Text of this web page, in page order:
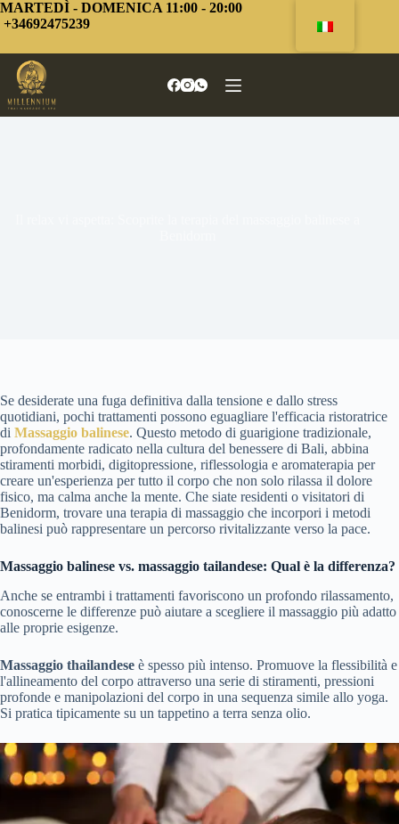
Vai
al
MARTEDÌ - DOMENICA 11:00 - 20:00
+34692475239
Se desiderate una fuga definitiva dalla tensione e dallo stress
quotidiani, pochi trattamenti possono eguagliare l'efficacia ristoratrice
di Massaggio balinese. Questo metodo di guarigione tradizionale,
profondamente radicato nella cultura del benessere di Bali, abbina
stiramenti morbidi, digitopressione, riflessologia e aromaterapia per
creare un'esperienza per tutto il corpo che non solo rilassa il dolore
fisico, ma calma anche la mente. Che siate residenti o visitatori di
Benidorm, trovare una terapia di massaggio che incorpori i metodi
balinesi può rappresentare un percorso rivitalizzante verso la pace.
Massaggio balinese vs. massaggio tailandese: Qual è la differenza?
Anche se entrambi i trattamenti favoriscono un profondo rilassamento,
conoscerne le differenze può aiutare a scegliere il massaggio più adatto
alle proprie esigenze.
Massaggio thailandese è spesso più intenso. Promuove la flessibilità e
l'allineamento del corpo attraverso una serie di stiramenti, pressioni
profonde e manipolazioni del corpo in una sequenza simile allo yoga.
Si pratica tipicamente su un tappetino a terra senza olio.